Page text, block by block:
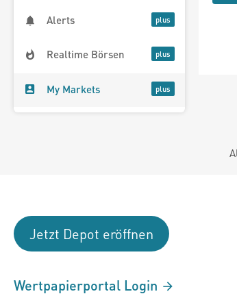
Alerts
Realtime Börsen
My Markets
Jetzt Depot eröffnen
Wertpapierportal Login